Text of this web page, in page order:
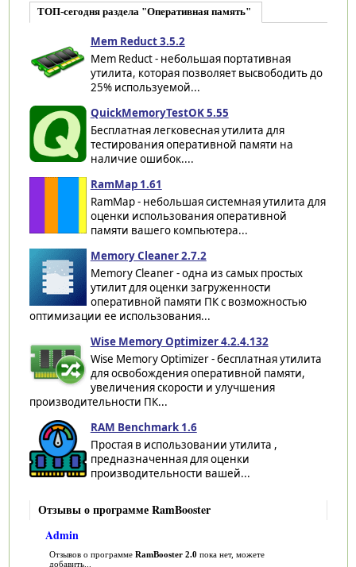
ТОП-сегодня раздела "Оперативная память"
Mem Reduct 3.5.2
Mem Reduct - небольшая портативная
утилита, которая позволяет высвободить до
25% используемой...
QuickMemoryTestOK 5.55
Бесплатная легковесная утилита для
тестирования оперативной памяти на
наличие ошибок....
RamMap 1.61
RamMap - небольшая системная утилита для
оценки использования оперативной
памяти вашего компьютера...
Memory Cleaner 2.7.2
Memory Cleaner - одна из самых простых
утилит для оценки загруженности
оперативной памяти ПК с возможностью
оптимизации ее использования...
Wise Memory Optimizer 4.2.4.132
Wise Memory Optimizer - бесплатная утилита
для освобождения оперативной памяти,
увеличения скорости и улучшения
производительности ПК...
RAM Benchmark 1.6
Простая в использовании утилита ,
предназначенная для оценки
производительности вашей...
Отзывы о программе RamBooster
Admin
Отзывов о программе RamBooster 2.0 пока нет, можете
добавить...